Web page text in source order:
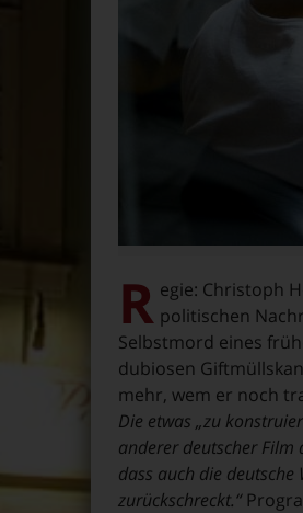
R egie: Christoph
politischen
Selbstmord eines
dubiosen
mehr, wem er noch
Die etwas „zu
anderer deutscher Film
dass auch die
zurückschreckt.“